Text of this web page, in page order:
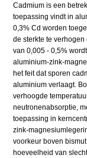
Cadmium is een
toepassing vindt in
0,3% Cd worden
de sterkte te
van 0,005 - 0,5%
aluminium-zink-
het feit dat sporen
aluminium verlaagt.
verhoogde
neutronenabsorptie,
toepassing in
zink-
voorkeur boven
hoeveelheid van